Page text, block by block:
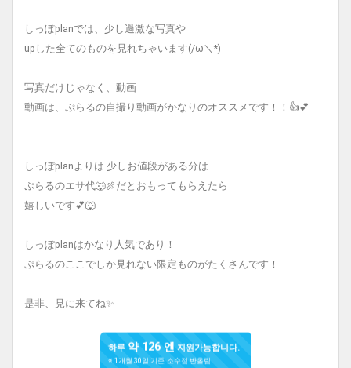
しっぽplanでは、少し過激な写真や
upした全てのものを見れちゃいます(/ω＼*)
写真だけじゃなく、動画
動画は、ぷらるの自撮り動画がかなりのオススメです！！👍💕
しっぽplanよりは 少しお値段がある分は
ぷらるのエサ代🐺🍖だとおもってもらえたら
嬉しいです💕🐺
しっぽplanはかなり人気であり！
ぷらるのここでしか見れない限定ものがたくさんです！
是非、見に来てね✨
하루약 126 엔 지원가능합니다.
※ 1개월 30일 기준, 소수점 반올림